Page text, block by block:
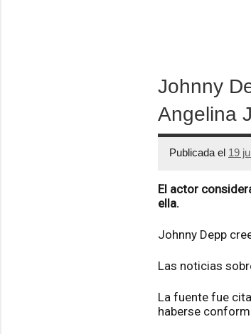
Johnny
Angelina
Publicada el 19
El actor
ella.
Johnny Depp
Las noticias
La fuente fue
haberse